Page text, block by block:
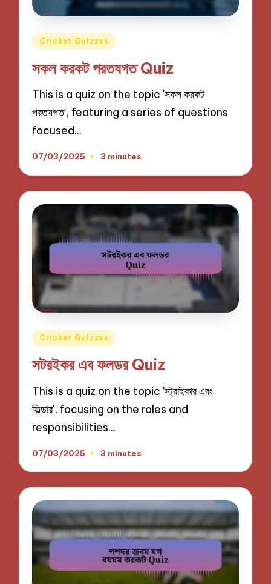
Posted
Cricket Quizzes
সকল করকট পরতযগত Quiz
This is a quiz on the topic 'সকল করকট
পরতযগত', featuring a series of questions
focused…
07/03/2025 3 minutes
Posted
Cricket Quizzes
সটরইকর এব ফলডর Quiz
This is a quiz on the topic 'স্ট্রাইকার এবং
ফিল্ডার', focusing on the roles and
responsibilities…
07/03/2025 3 minutes